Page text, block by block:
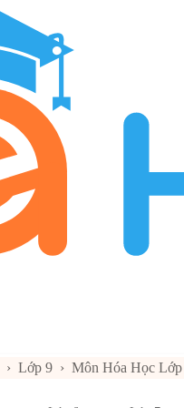
› Lớp 9 › Môn Hóa Học